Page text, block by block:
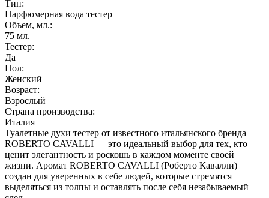
Тип:
Парфюмерная вода тестер
Объем, мл.:
75 мл.
Тестер:
Да
Пол:
Женский
Возраст:
Взрослый
Страна производства:
Италия
Туалетные духи тестер от известного итальянского бренда
ROBERTO CAVALLI — это идеальный выбор для тех, кто
ценит элегантность и роскошь в каждом моменте своей
жизни. Аромат ROBERTO CAVALLI (Роберто Кавалли)
создан для уверенных в себе людей, которые стремятся
выделяться из толпы и оставлять после себя незабываемый